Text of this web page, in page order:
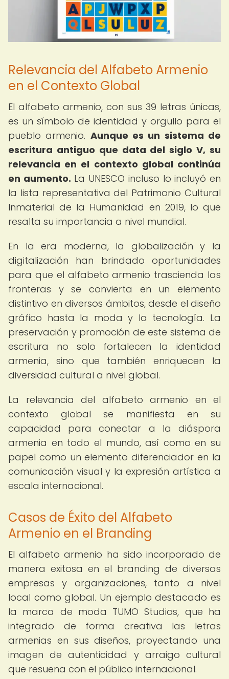
Relevancia del Alfabeto Armenio
en el Contexto Global
El alfabeto armenio, con sus 39 letras únicas,
es un símbolo de identidad y orgullo para el
pueblo armenio. Aunque es un sistema de
escritura antiguo que data del siglo V, su
relevancia en el contexto global continúa
en aumento. La UNESCO incluso lo incluyó en
la lista representativa del Patrimonio Cultural
Inmaterial de la Humanidad en 2019, lo que
resalta su importancia a nivel mundial.
En la era moderna, la globalización y la
digitalización han brindado oportunidades
para que el alfabeto armenio trascienda las
fronteras y se convierta en un elemento
distintivo en diversos ámbitos, desde el diseño
gráfico hasta la moda y la tecnología. La
preservación y promoción de este sistema de
escritura no solo fortalecen la identidad
armenia, sino que también enriquecen la
diversidad cultural a nivel global.
La relevancia del alfabeto armenio en el
contexto global se manifiesta en su
capacidad para conectar a la diáspora
armenia en todo el mundo, así como en su
papel como un elemento diferenciador en la
comunicación visual y la expresión artística a
escala internacional.
Casos de Éxito del Alfabeto
Armenio en el Branding
El alfabeto armenio ha sido incorporado de
manera exitosa en el branding de diversas
empresas y organizaciones, tanto a nivel
local como global. Un ejemplo destacado es
la marca de moda TUMO Studios, que ha
integrado de forma creativa las letras
armenias en sus diseños, proyectando una
imagen de autenticidad y arraigo cultural
que resuena con el público internacional.